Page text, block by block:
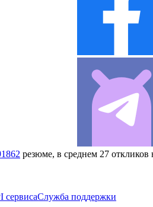
резюме, в среднем 27 откликов
сервисаСлужба поддержки